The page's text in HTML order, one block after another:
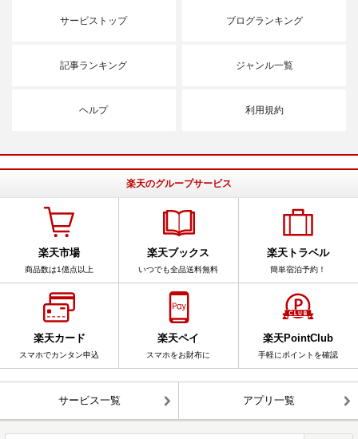
サービストップ ブログランキング
記事ランキング ジャンル一覧
ヘルプ 利用規約
楽天のグループサービス
楽天市場
商品数は1億点以上
楽天ブックス
いつでも全品送料無料
楽天トラベル
簡単宿泊予約！
楽天カード
スマホでカンタン申込
楽天ペイ
スマホをお財布に
楽天PointClub
手軽にポイントを確認
サービス一覧 アプリ一覧